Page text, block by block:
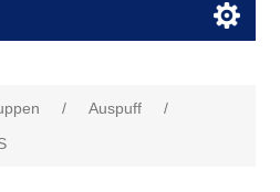
/ Auspuff
/